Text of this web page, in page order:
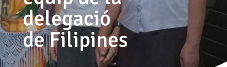
delegació
de Filipines